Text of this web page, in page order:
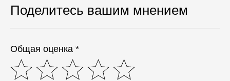
Поделитесь вашим мнением
Общая оценка *